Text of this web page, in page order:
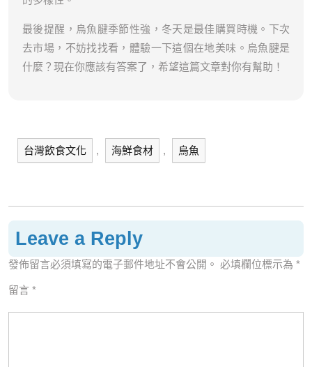
最後提醒，烏魚腱季節性強，冬天是最佳購買時機。下次
去市場，不妨找找看，體驗一下這個在地美味。烏魚腱是
什麼？現在你應該有答案了，希望這篇文章對你有幫助！
台灣飲食文化 , 海鮮食材 , 烏魚
Leave a Reply
發佈留言必須填寫的電子郵件地址不會公開。 必填欄位標示為 *
留言 *